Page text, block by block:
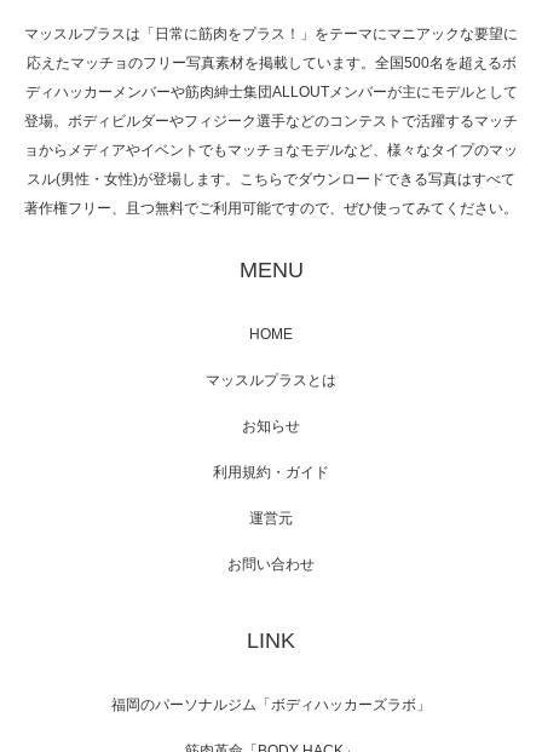
た（6/8放送）
映画「メカバース」舞台挨拶へマッスルプラ
【TV】NHK BS「COOL JAPAN 」にてマッス
「ねとらぼ」さんに…
マッスルプラスは「日常に筋肉をプラス！」をテーマにマニアックな要望に
応えたマッチョのフリー写真素材を掲載しています。全国500名を超えるボ
ディハッカーメンバーや筋肉紳士集団ALLOUTメンバーが主にモデルとして
登場。ボディビルダーやフィジーク選手などのコンテストで活躍するマッチ
ョからメディアやイベントでもマッチョなモデルなど、様々なタイプのマッ
スル(男性・女性)が登場します。こちらでダウンロードできる写真はすべて
著作権フリー、且つ無料でご利用可能ですので、ぜひ使ってみてください。
MENU
HOME
マッスルプラスとは
お知らせ
利用規約・ガイド
運営元
お問い合わせ
LINK
福岡のパーソナルジム「ボディハッカーズラボ」